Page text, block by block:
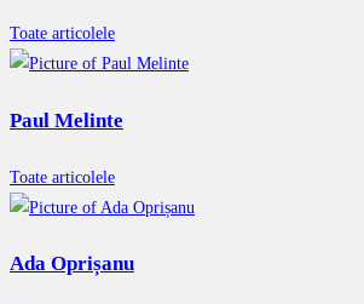
Toate articolele
Paul Melinte
Toate articolele
Ada Oprișanu